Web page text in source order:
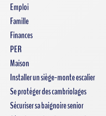
Emploi
Famille
Finances
PER
Maison
Installer un siège-monte escalier
Se protéger des cambriolages
Sécuriser sa baignoire senior